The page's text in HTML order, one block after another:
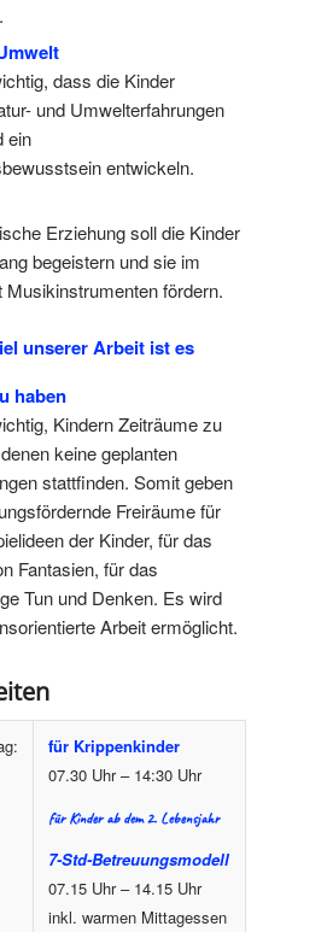
dass die Kinder
und Umwelterfahrungen
ein
entwickeln.
Erziehung soll die Kinder
begeistern und sie im
Musikinstrumenten fördern.
unserer Arbeit ist es
haben
Kindern Zeiträume zu
keine geplanten
stattfinden. Somit geben
Freiräume für
der Kinder, für das
Fantasien, für das
Tun und Denken. Es wird
Arbeit ermöglicht.
für Krippenkinder
07.30 Uhr – 14:30 Uhr
für Kinder ab dem 2. Lebensjahr
7-Std-Betreuungsmodell
07.15 Uhr – 14.15 Uhr
inkl. warmen Mittagessen